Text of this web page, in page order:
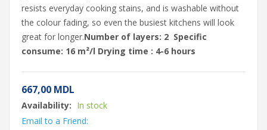
resists everyday cooking stains, and is washable without
the colour fading, so even the busiest kitchens will look
great for longer.Number of layers: 2 Specific
consume: 16 m²/l Drying time : 4-6 hours
667,00 MDL
Availability: In stock
Email to a Friend: